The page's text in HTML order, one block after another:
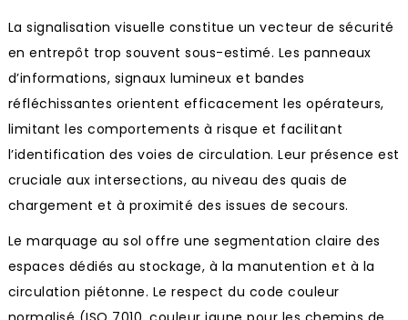
La signalisation visuelle constitue un vecteur de sécurité
en entrepôt trop souvent sous-estimé. Les panneaux
d’informations, signaux lumineux et bandes
réfléchissantes orientent efficacement les opérateurs,
limitant les comportements à risque et facilitant
l’identification des voies de circulation. Leur présence est
cruciale aux intersections, au niveau des quais de
chargement et à proximité des issues de secours.
Le marquage au sol offre une segmentation claire des
espaces dédiés au stockage, à la manutention et à la
circulation piétonne. Le respect du code couleur